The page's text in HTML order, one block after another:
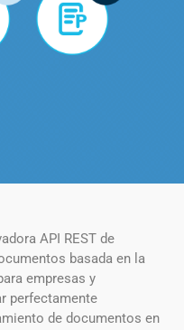
API REST de
basada en la
empresas y
perfectamente
de documentos en